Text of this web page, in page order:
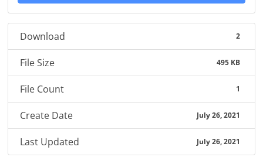
Download 2
File Size 495 KB
File Count 1
Create Date July 26, 2021
Last Updated July 26, 2021